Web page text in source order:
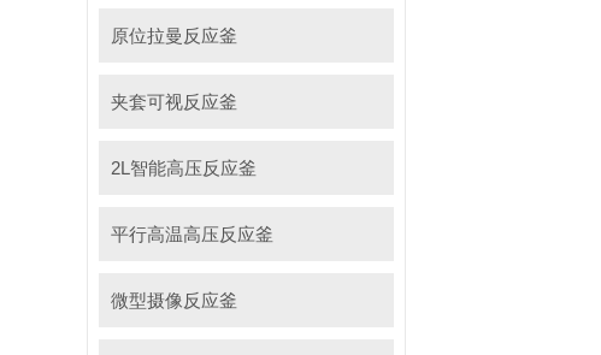
原位拉曼反应釜
夹套可视反应釜
2L智能高压反应釜
平行高温高压反应釜
微型摄像反应釜